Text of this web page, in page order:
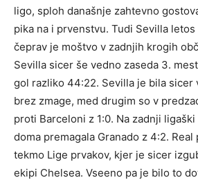
ligo, sploh današnje zahtevno
pika na i prvenstvu. Tudi Sevilla
čeprav je moštvo v zadnjih krogih
Sevilla sicer še vedno zaseda 3.
gol razliko 44:22. Sevilla je bila sicer
brez zmage, med drugim so v
proti Barceloni z 1:0. Na zadnji
doma premagala Granado z 4:2.
tekmo Lige prvakov, kjer je sicer
ekipi Chelsea. Vseeno pa je bilo to